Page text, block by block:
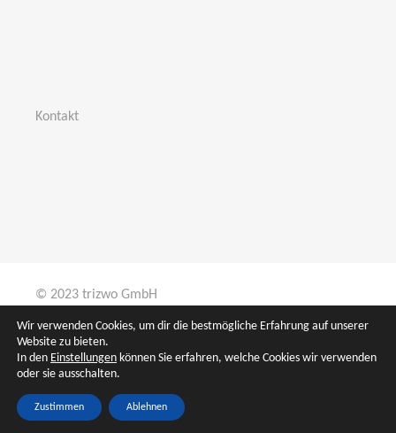
Kontakt
© 2023 trizwo GmbH
Home
Allgemeine Geschäftsbedingungen
Wir verwenden Cookies, um dir die bestmögliche Erfahrung auf unserer
Website zu bieten.
In den Einstellungen können Sie erfahren, welche Cookies wir verwenden
oder sie ausschalten.
Zustimmen Ablehnen